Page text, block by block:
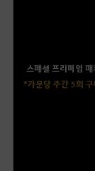
스페셜 프리미엄
*가문당 주간 5회